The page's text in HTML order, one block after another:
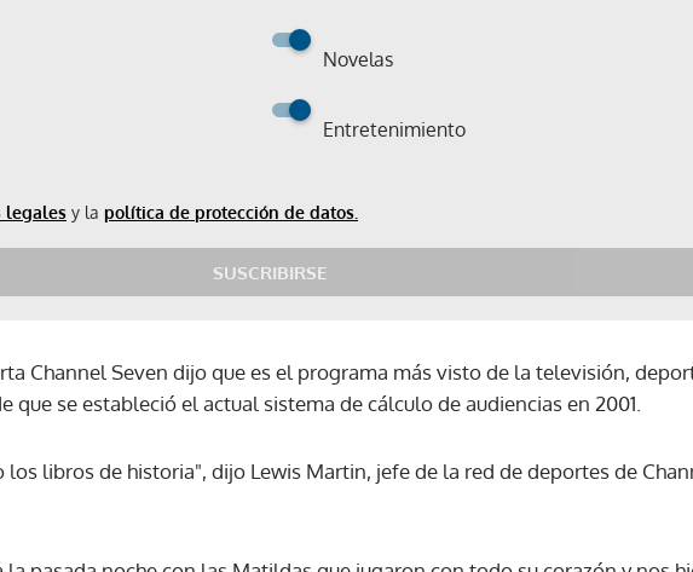
Novelas
Entretenimiento
legales y la política de protección de datos.
SUSCRIBIRSE
Gracias por suscribirte a nuestro boletín.
ACEPTAR
Channel Seven dijo que es el programa más visto de la televisión,
que se estableció el actual sistema de cálculo de audiencias en 2001.
los libros de historia", dijo Lewis Martin, jefe de la red de deportes de